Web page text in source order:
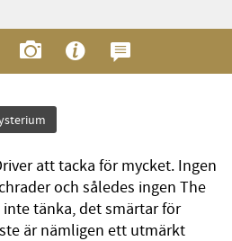
att tacka för mycket. Ingen
och således ingen The
inte tänka, det smärtar för
är nämligen ett utmärkt